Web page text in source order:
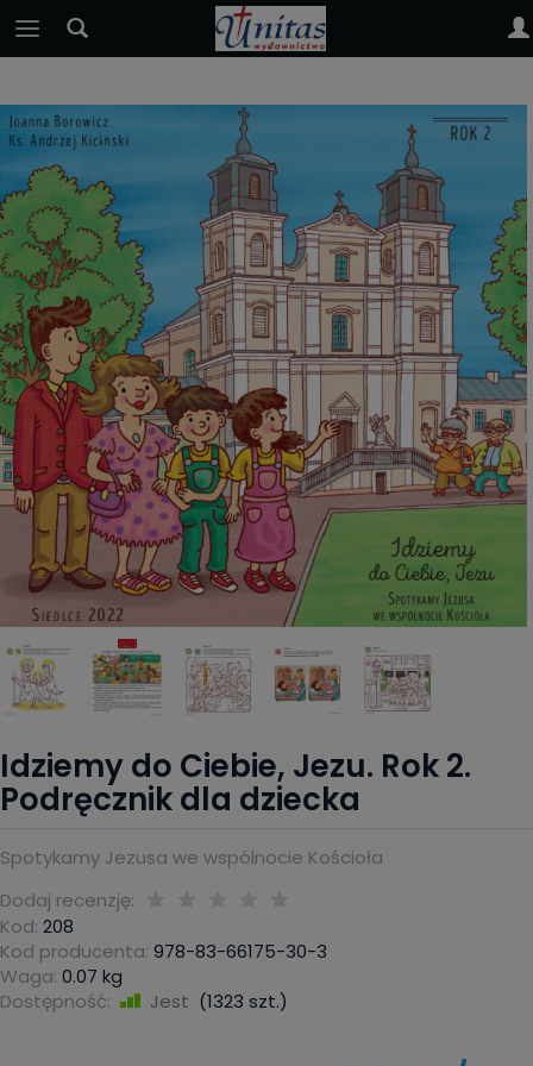
Idziemy do Ciebie, Jezu. Rok 2.
Podręcznik dla dziecka
Spotykamy Jezusa we wspólnocie Kościoła
Dodaj recenzję:
Kod: 208
Kod producenta: 978-83-66175-30-3
Waga: 0.07 kg
Dostępność:
Jest (1323 szt.)